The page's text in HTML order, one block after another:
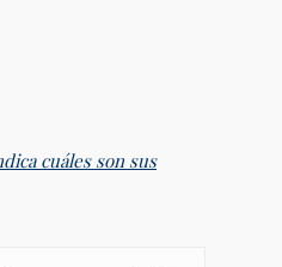
cuáles son sus